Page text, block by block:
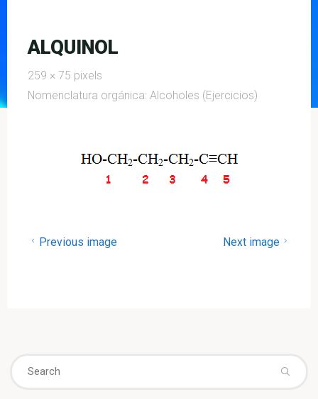
ALQUINOL
Full
size
259 × 75 pixels
Nomenclatura orgánica: Alcoholes (Ejercicios)
Previous image Next image